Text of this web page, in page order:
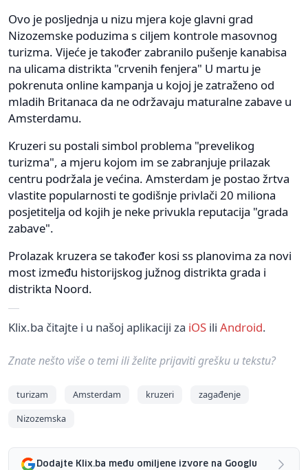
Ovo je posljednja u nizu mjera koje glavni grad
Nizozemske poduzima s ciljem kontrole masovnog
turizma. Vijeće je također zabranilo pušenje kanabisa
na ulicama distrikta "crvenih fenjera" U martu je
pokrenuta online kampanja u kojoj je zatraženo od
mladih Britanaca da ne održavaju maturalne zabave u
Amsterdamu.
Kruzeri su postali simbol problema "prevelikog
turizma", a mjeru kojom im se zabranjuje prilazak
centru podržala je većina. Amsterdam je postao žrtva
vlastite popularnosti te godišnje privlači 20 miliona
posjetitelja od kojih je neke privukla reputacija "grada
zabave".
Prolazak kruzera se također kosi ss planovima za novi
most između historijskog južnog distrikta grada i
distrikta Noord.
Klix.ba čitajte i u našoj aplikaciji za iOS ili Android.
Znate nešto više o temi ili želite prijaviti grešku u tekstu?
turizam Amsterdam kruzeri
zagađenje
Nizozemska
Dodajte Klix.ba među omiljene izvore na Googlu